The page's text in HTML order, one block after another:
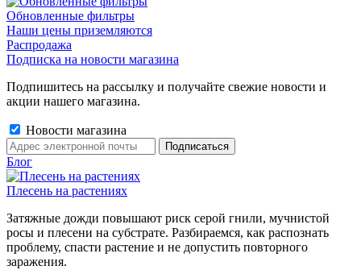
Обновленные фильтры
Наши цены приземляются
Распродажа
Подписка на новости магазина
Подпишитесь на рассылку и получайте свежие новости и
акции нашего магазина.
Новости магазина
Блог
Плесень на растениях
Затяжные дожди повышают риск серой гнили, мучнистой
росы и плесени на субстрате. Разбираемся, как распознать
проблему, спасти растение и не допустить повторного
заражения.